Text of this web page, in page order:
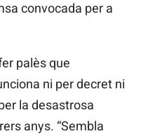
convocada per a
palès que
ni per decret ni
la desastrosa
anys. “Sembla